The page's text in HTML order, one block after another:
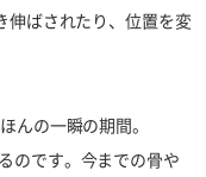
伸ばされたり、位置を変
んの一瞬の期間。
のです。今までの骨や